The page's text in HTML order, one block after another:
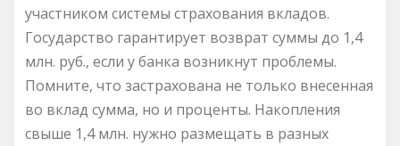
участником системы страхования вкладов.
Государство гарантирует возврат суммы до 1,4
млн. руб., если у банка возникнут проблемы.
Помните, что застрахована не только внесенная
во вклад сумма, но и проценты. Накопления
свыше 1,4 млн. нужно размещать в разных